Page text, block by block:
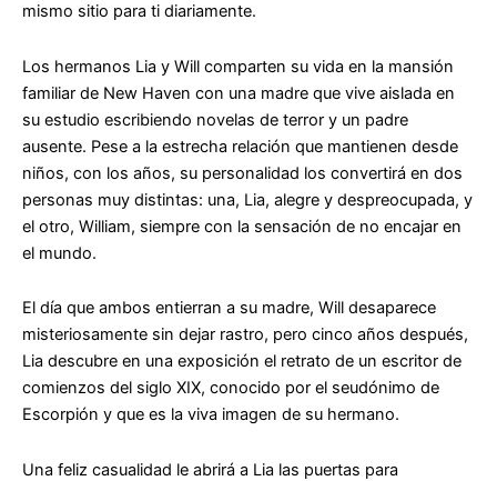
mismo sitio para ti diariamente.
Los hermanos Lia y Will comparten su vida en la mansión
familiar de New Haven con una madre que vive aislada en
su estudio escribiendo novelas de terror y un padre
ausente. Pese a la estrecha relación que mantienen desde
niños, con los años, su personalidad los convertirá en dos
personas muy distintas: una, Lia, alegre y despreocupada, y
el otro, William, siempre con la sensación de no encajar en
el mundo.
El día que ambos entierran a su madre, Will desaparece
misteriosamente sin dejar rastro, pero cinco años después,
Lia descubre en una exposición el retrato de un escritor de
comienzos del siglo XIX, conocido por el seudónimo de
Escorpión y que es la viva imagen de su hermano.
Una feliz casualidad le abrirá a Lia las puertas para